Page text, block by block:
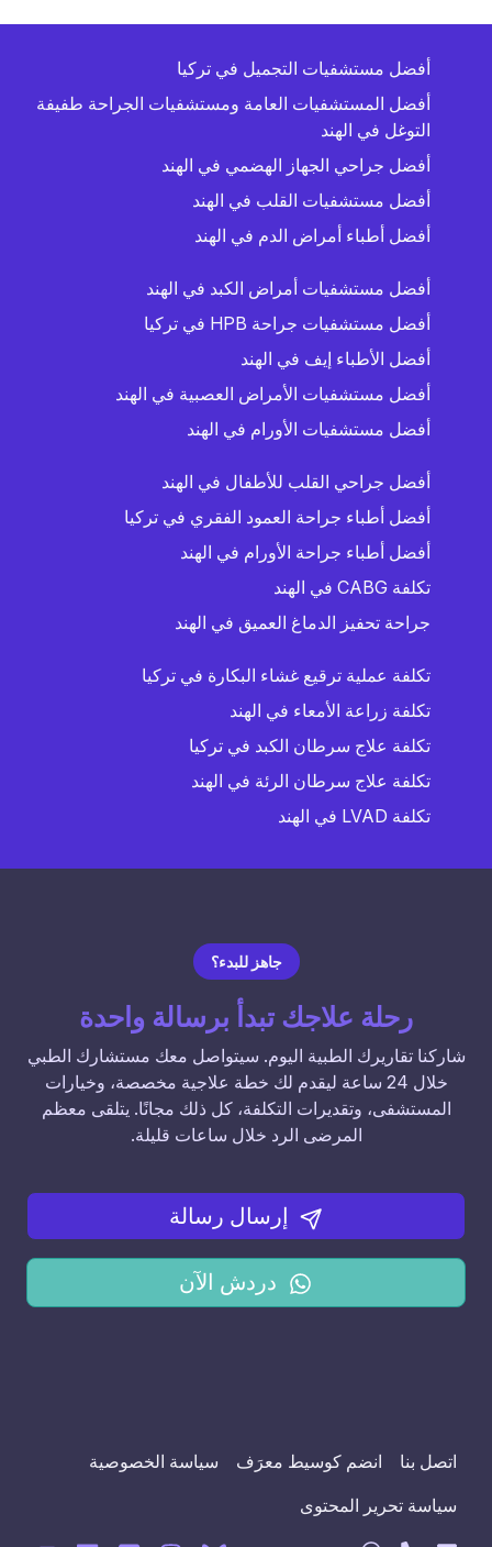
أفضل مستشفيات التجميل في تركيا
أفضل المستشفيات العامة ومستشفيات الجراحة طفيفة
التوغل في الهند
أفضل جراحي الجهاز الهضمي في الهند
أفضل مستشفيات القلب في الهند
أفضل أطباء أمراض الدم في الهند
أفضل مستشفيات أمراض الكبد في الهند
أفضل مستشفيات جراحة HPB في تركيا
أفضل الأطباء إيف في الهند
أفضل مستشفيات الأمراض العصبية في الهند
أفضل مستشفيات الأورام في الهند
أفضل جراحي القلب للأطفال في الهند
أفضل أطباء جراحة العمود الفقري في تركيا
أفضل أطباء جراحة الأورام في الهند
تكلفة CABG في الهند
جراحة تحفيز الدماغ العميق في الهند
تكلفة عملية ترقيع غشاء البكارة في تركيا
تكلفة زراعة الأمعاء في الهند
تكلفة علاج سرطان الكبد في تركيا
تكلفة علاج سرطان الرئة في الهند
تكلفة LVAD في الهند
جاهز للبدء؟
رحلة علاجك تبدأ برسالة واحدة
شاركنا تقاريرك الطبية اليوم. سيتواصل معك مستشارك الطبي
خلال 24 ساعة ليقدم لك خطة علاجية مخصصة، وخيارات
المستشفى، وتقديرات التكلفة، كل ذلك مجانًا. يتلقى معظم
المرضى الرد خلال ساعات قليلة.
إرسال رسالة
دردش الآن
اتصل بنا انضم كوسيط معرَف
سياسة الخصوصية
سياسة تحرير المحتوى